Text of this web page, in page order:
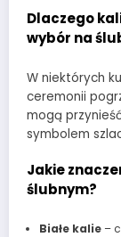
Dlaczego
wybór na
W niektórych
ceremonii
mogą
symbolem
Jakie
ślubnym?
Białe kalie–